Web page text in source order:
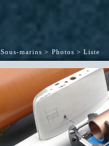
Sous-marins Photos Liste